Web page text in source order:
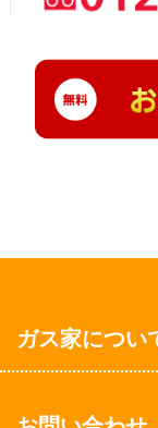
ガス家につい